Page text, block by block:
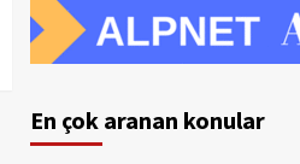
En çok aranan konular